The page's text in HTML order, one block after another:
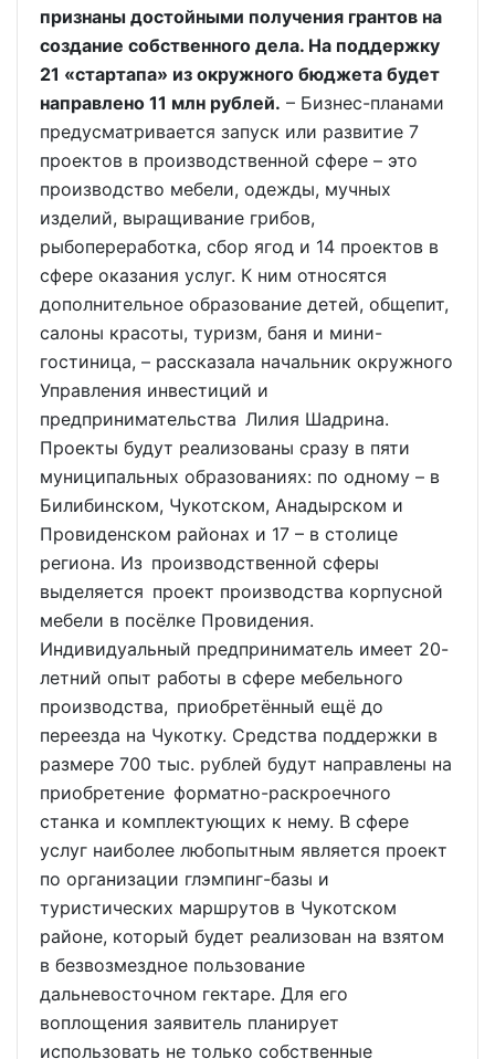
признаны достойными получения грантов на
создание собственного дела. На поддержку
21 «стартапа» из окружного бюджета будет
направлено 11 млн рублей. – Бизнес-планами
предусматривается запуск или развитие 7
проектов в производственной сфере – это
производство мебели, одежды, мучных
изделий, выращивание грибов,
рыбопереработка, сбор ягод и 14 проектов в
сфере оказания услуг. К ним относятся
дополнительное образование детей, общепит,
салоны красоты, туризм, баня и мини-
гостиница, – рассказала начальник окружного
Управления инвестиций и
предпринимательства Лилия Шадрина.
Проекты будут реализованы сразу в пяти
муниципальных образованиях: по одному – в
Билибинском, Чукотском, Анадырском и
Провиденском районах и 17 – в столице
региона. Из производственной сферы
выделяется проект производства корпусной
мебели в посёлке Провидения.
Индивидуальный предприниматель имеет 20-
летний опыт работы в сфере мебельного
производства, приобретённый ещё до
переезда на Чукотку. Средства поддержки в
размере 700 тыс. рублей будут направлены на
приобретение форматно-раскроечного
станка и комплектующих к нему. В сфере
услуг наиболее любопытным является проект
по организации глэмпинг-базы и
туристических маршрутов в Чукотском
районе, который будет реализован на взятом
в безвозмездное пользование
дальневосточном гектаре. Для его
воплощения заявитель планирует
использовать не только собственные